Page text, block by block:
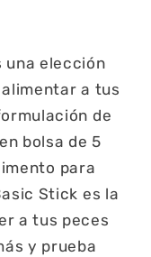
una elección
a tus
de
bolsa de 5
para
Stick es la
a tus peces
y prueba